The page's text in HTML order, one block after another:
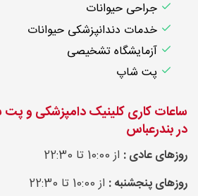
جراحی حیوانات
خدمات دندانپزشکی حیوانات
آزمایشگاه تشخیصی
پت شاپ
ساعات کاری کلینیک دامپزشکی و
در بندرعباس
روزهای عادی : از 10:00 تا 22:30
روزهای پنجشنبه : از 10:00 تا 22:30